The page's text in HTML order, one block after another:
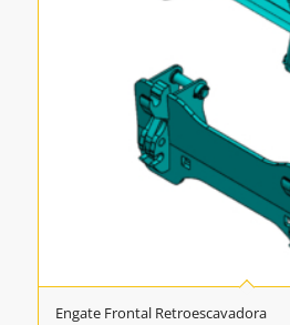
Engate Frontal Retroescavadora